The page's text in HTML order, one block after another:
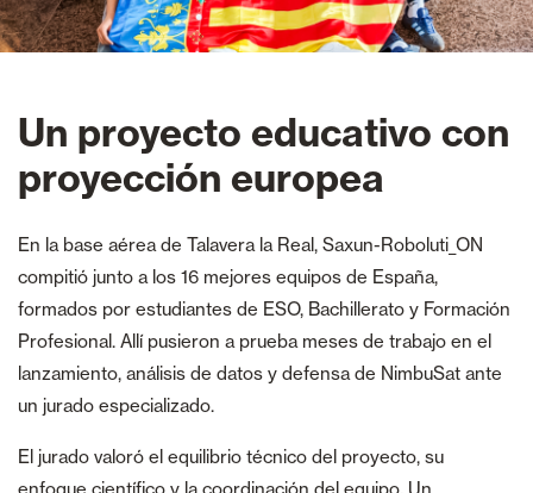
Un proyecto educativo con
proyección europea
En la base aérea de Talavera la Real, Saxun-Roboluti_ON
compitió junto a los 16 mejores equipos de España,
formados por estudiantes de ESO, Bachillerato y Formación
Profesional. Allí pusieron a prueba meses de trabajo en el
lanzamiento, análisis de datos y defensa de NimbuSat ante
un jurado especializado.
El jurado valoró el equilibrio técnico del proyecto, su